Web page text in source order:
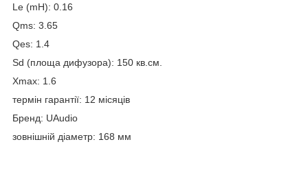
Le (mH): 0.16
Qms: 3.65
Qes: 1.4
Sd (площа дифузора): 150 кв.см.
Xmax: 1.6
термін гарантії: 12 місяців
Бренд: UAudio
зовнішній діаметр: 168 мм